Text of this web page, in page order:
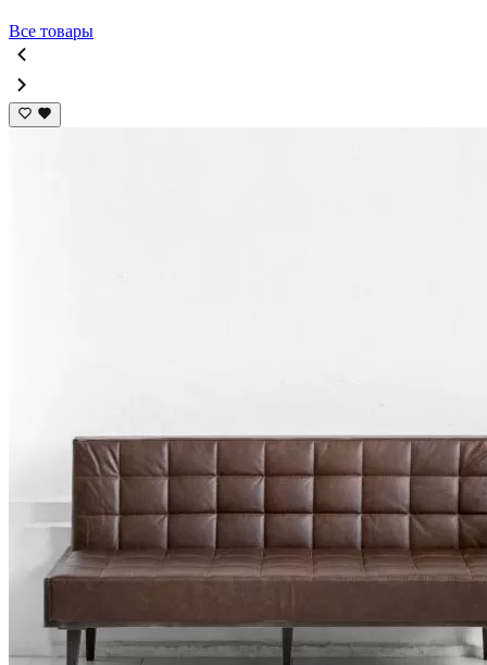
Все товары